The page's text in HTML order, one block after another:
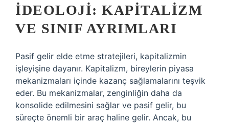
İDEOLOJI: KAPITALIZM
VE SINIF AYRIMLARI
Pasif gelir elde etme stratejileri, kapitalizmin
işleyişine dayanır. Kapitalizm, bireylerin piyasa
mekanizmaları içinde kazanç sağlamalarını teşvik
eder. Bu mekanizmalar, zenginliğin daha da
konsolide edilmesini sağlar ve pasif gelir, bu
süreçte önemli bir araç haline gelir. Ancak, bu